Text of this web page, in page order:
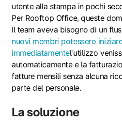
utente alla stampa in pochi
Per Rooftop Office, queste
Il team aveva bisogno di un
nuovi membri potessero
immediatamentel'utilizzo
automaticamente e la
fatture mensili senza alcuna
parte del personale.
La soluzione